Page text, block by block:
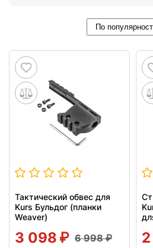
Тактический обвес для
Kurs Бульдог (планки
Weaver)
3 098 6 998